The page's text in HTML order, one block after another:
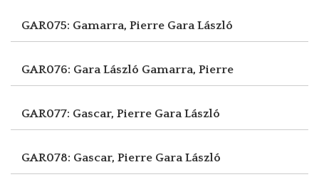
GAR075: Gamarra, Pierre Gara László
GAR076: Gara László Gamarra, Pierre
GAR077: Gascar, Pierre Gara László
GAR078: Gascar, Pierre Gara László